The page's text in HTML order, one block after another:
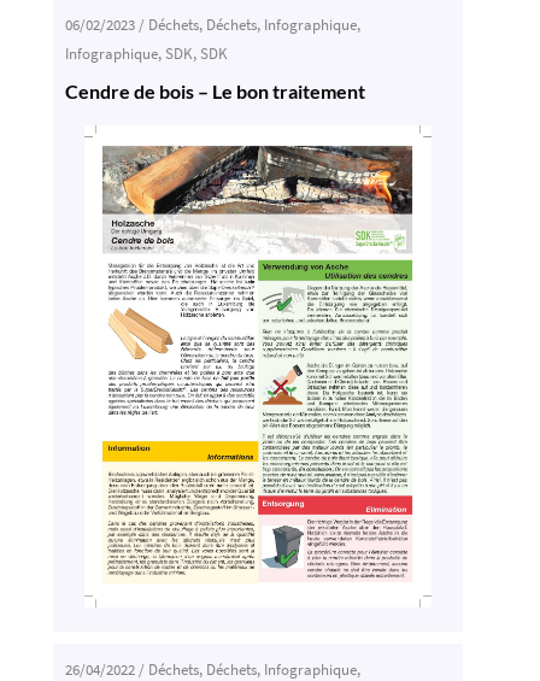
06/02/2023/ Déchets, Déchets, Infographique,
Infographique,SDK,SDK
Cendre de bois – Le bon traitement
26/04/2022/ Déchets, Déchets, Infographique,